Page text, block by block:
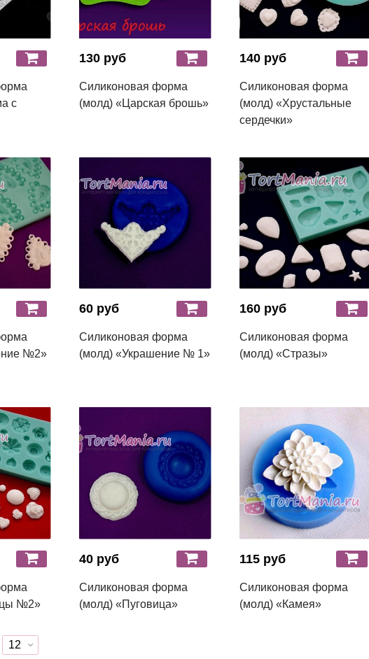
с
130 руб
Силиконовая форма
(молд) «Царская брошь»
140 руб
Силиконовая форма
(молд) «Хрустальные
сердечки»
№2»
60 руб
Силиконовая форма
(молд) «Украшение № 1»
160 руб
Силиконовая форма
(молд) «Стразы»
№2»
40 руб
Силиконовая форма
(молд) «Пуговица»
115 руб
Силиконовая форма
(молд) «Камея»